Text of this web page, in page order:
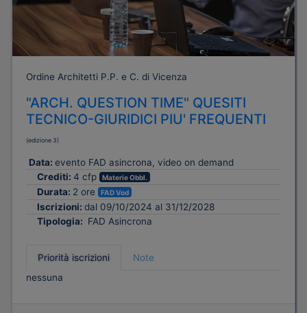
Ordine Architetti P.P. e C. di Vicenza
"ARCH. QUESTION TIME" QUESITI
TECNICO-GIURIDICI PIU' FREQUENTI
(edizione 3)
Data: evento FAD asincrona, video on demand
Crediti: 4 cfp Materie Obbl.
Durata: 2 ore FAD Vod
Iscrizioni: dal 09/10/2024 al 31/12/2028
Tipologia: FAD Asincrona
Priorità iscrizioni
Note
nessuna